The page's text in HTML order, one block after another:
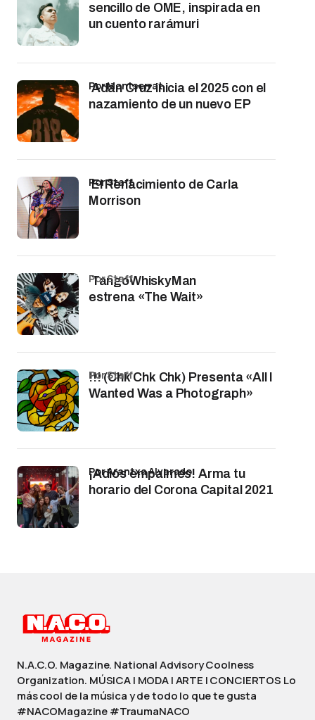
sencillo de OME, inspirada en
un cuento rarámuri
Adán Cruz inicia el 2025 con el
nazamiento de un nuevo EP
por Montserrat
El Renacimiento de Carla
Morrison
por Staff
TangoWhiskyMan
estrena «The Wait»
por Staff
!!! (Chk Chk Chk) Presenta «All I
Wanted Was a Photograph»
por Staff
¡Adiós empalmes! Arma tu
horario del Corona Capital 2021
por Arantxa Alvarado
N.A.C.O. Magazine. National Advisory Coolness
Organization. MÚSICA | MODA | ARTE | CONCIERTOS Lo
más cool de la música y de todo lo que te gusta
#NACOMagazine #TraumaNACO